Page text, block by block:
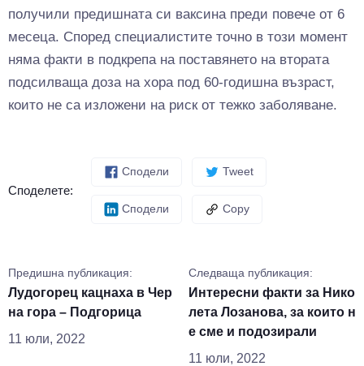
получили предишната си ваксина преди повече от 6
месеца. Според специалистите точно в този момент
няма факти в подкрепа на поставянето на втората
подсилваща доза на хора под 60-годишна възраст,
които не са изложени на риск от тежко заболяване.
Споделете:
Сподели Tweet
Сподели Copy
Предишна публикация:
Лудогорец кацнаха в Чер
на гора – Подгорица
11 юли, 2022
Следваща публикация:
Интересни факти за Нико
лета Лозанова, за които н
е сме и подозирали
11 юли, 2022